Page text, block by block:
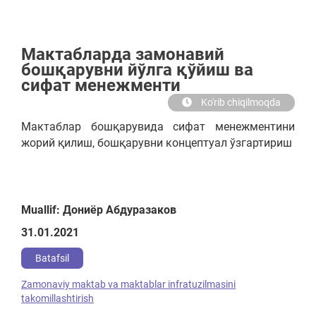
Мактабларда замонавий
бошқарувни йўлга қўйиш ва
сифат менежменти
Ko'rib chiqilmoqda
Мактаблар бошқарувида сифат менежментини
жорий қилиш, бошқарувни концептуал ўзгартириш
Muallif: Дониёр Абдуразаков
31.01.2021
Batafsil
Zamonaviy maktab va maktablar infratuzilmasini
takomillashtirish